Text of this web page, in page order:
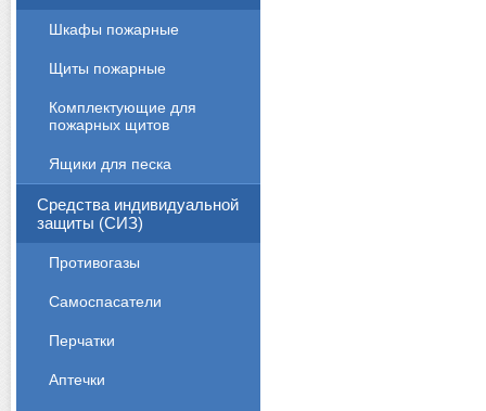
Шкафы пожарные
Щиты пожарные
Комплектующие для
пожарных щитов
Ящики для песка
Средства индивидуальной
защиты (СИЗ)
Противогазы
Cамоспасатели
Перчатки
Аптечки